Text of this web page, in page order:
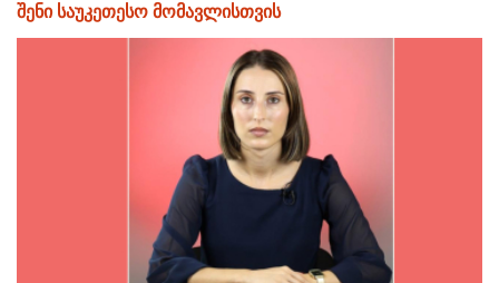
შენი საუკეთესო მომავლისთვის